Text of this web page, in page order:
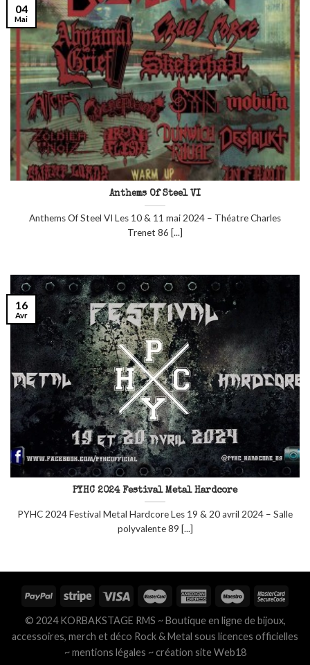
Anthems Of Steel VI
Anthems Of Steel VI Les 10 & 11 mai 2024 – Théatre Charles
Trenet 86 [...]
04
Mai
PYHC 2024 Festival Metal Hardcore
PYHC 2024 Festival Metal Hardcore Les 19 & 20 avril 2024 – Salle
polyvalente 89 [...]
16
Avr
© 2024 KORBAKSTAGE RMS ~ Boutique en ligne de bijoux,
accessoires, merch et déco Rock & Metal sous licences officielles
~mentions légales ~ création site Web18